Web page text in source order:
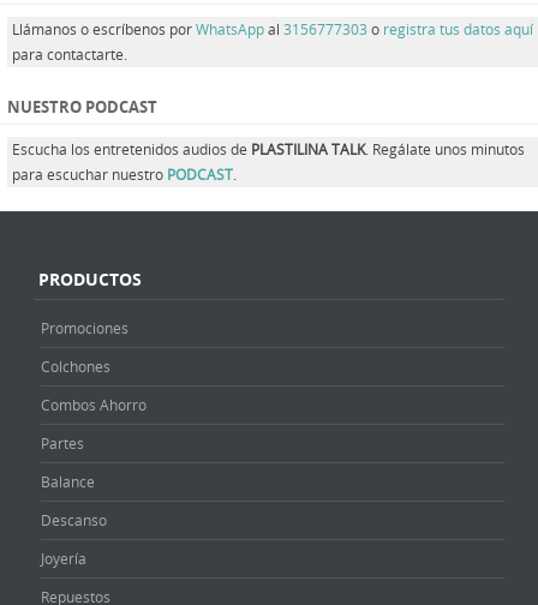
Llámanos o escríbenos porWhatsAppal 3156777303 o registra tus datos aquí
para contactarte.
NUESTRO PODCAST
Escucha los entretenidos audios de PLASTILINA TALK. Regálate unos minutos
para escuchar nuestro PODCAST
PRODUCTOS
Promociones
Colchones
Combos Ahorro
Partes
Balance
Descanso
Joyería
Repuestos